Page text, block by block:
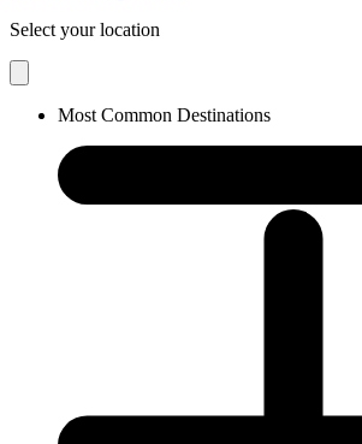
Select your location
Most Common Destinations